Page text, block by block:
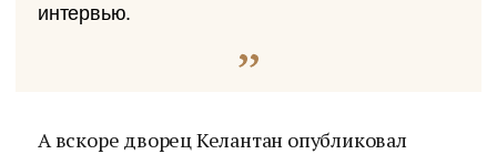
интервью.
А вскоре дворец Келантан опубликовал